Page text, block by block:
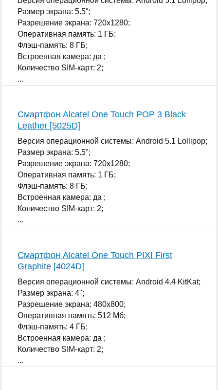
Размер экрана: 5.5";
Разрешение экрана: 720x1280;
Оперативная память: 1 ГБ;
Флэш-память: 8 ГБ;
Встроенная камера: да ;
Количество SIM-карт: 2;
...
Смартфон Alcatel One Touch POP 3 Black
Leather [5025D]
Версия операционной системы: Android 5.1 Lollipop;
Размер экрана: 5.5";
Разрешение экрана: 720x1280;
Оперативная память: 1 ГБ;
Флэш-память: 8 ГБ;
Встроенная камера: да ;
Количество SIM-карт: 2;
...
Смартфон Alcatel One Touch PIXI First
Graphite [4024D]
Версия операционной системы: Android 4.4 KitKat;
Размер экрана: 4";
Разрешение экрана: 480x800;
Оперативная память: 512 Мб;
Флэш-память: 4 ГБ;
Встроенная камера: да ;
Количество SIM-карт: 2;
...